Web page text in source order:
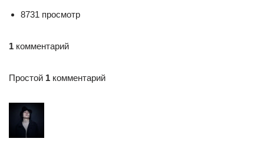
8731 просмотр
1 комментарий
Простой 1 комментарий